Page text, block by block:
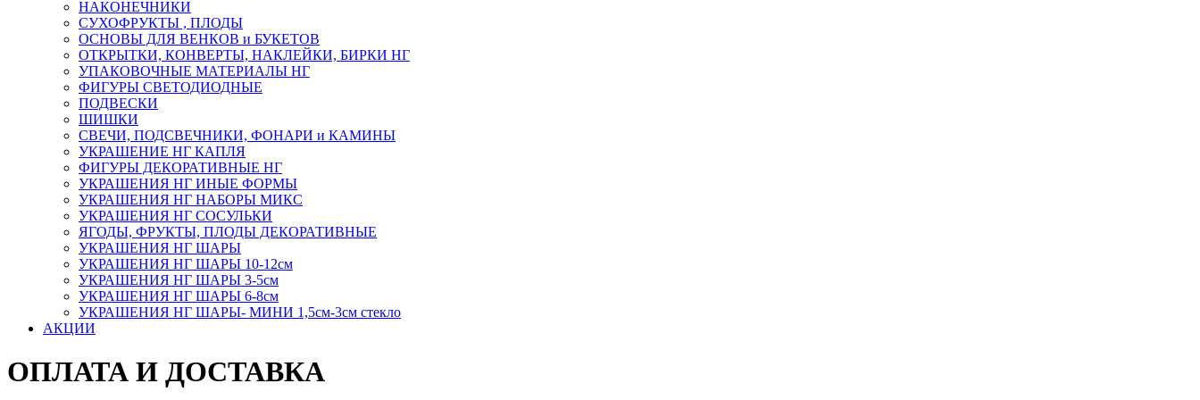
НАКОНЕЧНИКИ
СУХОФРУКТЫ , ПЛОДЫ
ОСНОВЫ ДЛЯ ВЕНКОВ и БУКЕТОВ
ОТКРЫТКИ, КОНВЕРТЫ, НАКЛЕЙКИ, БИРКИ НГ
УПАКОВОЧНЫЕ МАТЕРИАЛЫ НГ
ФИГУРЫ СВЕТОДИОДНЫЕ
ПОДВЕСКИ
ШИШКИ
СВЕЧИ, ПОДСВЕЧНИКИ, ФОНАРИ и КАМИНЫ
УКРАШЕНИЕ НГ КАПЛЯ
ФИГУРЫ ДЕКОРАТИВНЫЕ НГ
УКРАШЕНИЯ НГ ИНЫЕ ФОРМЫ
УКРАШЕНИЯ НГ НАБОРЫ МИКС
УКРАШЕНИЯ НГ СОСУЛЬКИ
ЯГОДЫ, ФРУКТЫ, ПЛОДЫ ДЕКОРАТИВНЫЕ
УКРАШЕНИЯ НГ ШАРЫ
УКРАШЕНИЯ НГ ШАРЫ 10-12см
УКРАШЕНИЯ НГ ШАРЫ 3-5см
УКРАШЕНИЯ НГ ШАРЫ 6-8см
УКРАШЕНИЯ НГ ШАРЫ- МИНИ 1,5см-3см стекло
АКЦИИ
ОПЛАТА И ДОСТАВКА